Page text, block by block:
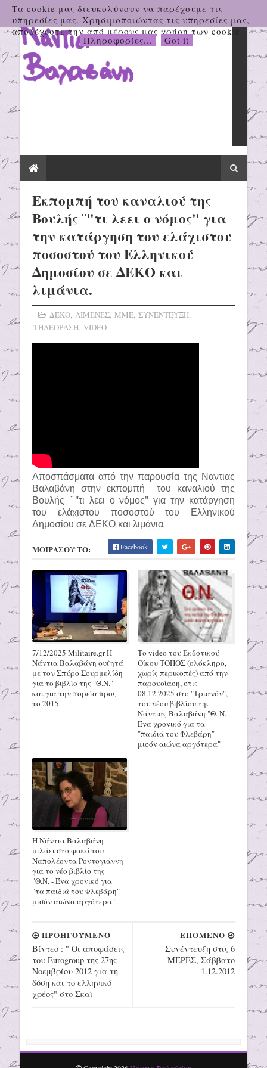
Εκπομπή του καναλιού της
Βουλής ¨"τι λεει ο νόμος" για
την κατάργηση του ελάχιστου
ποσοστού του Ελληνικού
Δημοσίου σε ΔΕΚΟ και
λιμάνια.
ΔΕΚΟ, ΛΙΜΕΝΕΣ, ΜΜΕ, ΣΥΝΕΝΤΕΥΞΗ,
ΤΗΛΕΟΡΑΣΗ, VIDEO
Αποσπάσματα από την παρουσία της Ναντιας
Βαλαβάνη στην εκπομπή του καναλιού της
Βουλής ¨"τι λεει ο νόμος" για την κατάργηση
του ελάχιστου ποσοστού του Ελληνικού
Δημοσίου σε ΔΕΚΟ και λιμάνια.
ΜΟΙΡΑΣΟΥ ΤΟ: Facebook
7/12/2025 Militaire.gr H
Νάντια Βαλαβάνη συζητά
με τον Σπύρο Σουρμελίδη
για το βιβλίο της "Θ.Ν."
και για την πορεία προς
το 2015
Το video του Εκδοτικού
Οίκου ΤΟΠΟΣ (ολόκληρο,
χωρίς περικοπές) από την
παρουσίαση, στις
08.12.2025 στο "Τριανόν",
του νέου βιβλίου της
Νάντιας Βαλαβάνη "Θ. Ν.
Ένα χρονικό για τα
"παιδιά του Φλεβάρη"
μισόν αιώνα αργότερα"
Η Νάντια Βαλαβάνη
μιλάει στο φακό του
Ναπολέοντα Ροντογιάννη
για το νέο βιβλίο της
"Θ.Ν. - Ένα χρονικό για
"τα παιδιά του Φλεβάρη"
μισόν αιώνα αργότερα"
ΕΠΟΜΕΝΟ
Συνέντευξη στις 6
ΜΕΡΕΣ, Σάββατο
1.12.2012
ΠΡΟΗΓΟΥΜΕΝΟ
Βίντεο : " Οι αποφάσεις
του Eurogroup της 27ης
Νοεμβρίου 2012 για τη
δόση και το ελληνικό
χρέος" στο Σκαϊ
Τα cookie μας διευκολύνουν να παρέχουμε τις
υπηρεσίες μας. Χρησιμοποιώντας τις υπηρεσίες μας,
αποδέχεστε την από μέρους μας χρήση των cookie.
Πληροφορίες... Got it